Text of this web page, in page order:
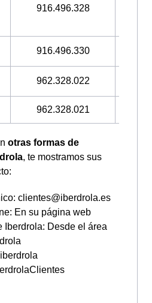
916.496.328
916.496.330
962.328.022
962.328.021
otras formas de
, te mostramos sus
clientes@iberdrola.es
En su página web
Iberdrola: Desde el área